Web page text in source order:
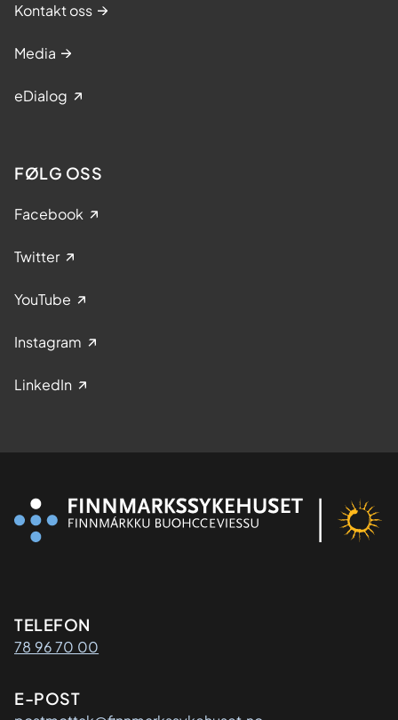
Kontakt oss
Media
eDialog
FØLG OSS
Facebook
Twitter
YouTube
Instagram
LinkedIn
Kontaktinformasjon
TELEFON
78 96 70 00
E-POST